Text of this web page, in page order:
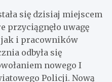
się dzisiaj miejscem
przyciągnęło uwagę
i pracowników
odbyła się
nowego I
Policji. Nową